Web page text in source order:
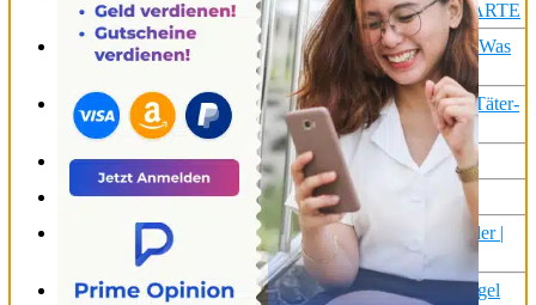
Rumänien/Republik Moldau | P_OST: Was uns prägt | ARTE
Marmelade, Gelee, extra Frucht oder weniger Zucker – Was
verbirgt sich hinter der riesen Auswahl?
Die Rechtsmediziner – Dem Tod auf der Spur | Doku | Täter-
Opfer-Polizei extra!
Zwei Morde – ein Täter? | Täter – Opfer – Polizei extra
Wer entführte Matthias | Täter – Opfer – Polizei extra
Tödlicher Zufall · Die Suche nach einem Mädchenmörder |
Täter Opfer Polizei extra
Podcast-Rückblick: Das hat uns 2023 berührt | Weltspiegel